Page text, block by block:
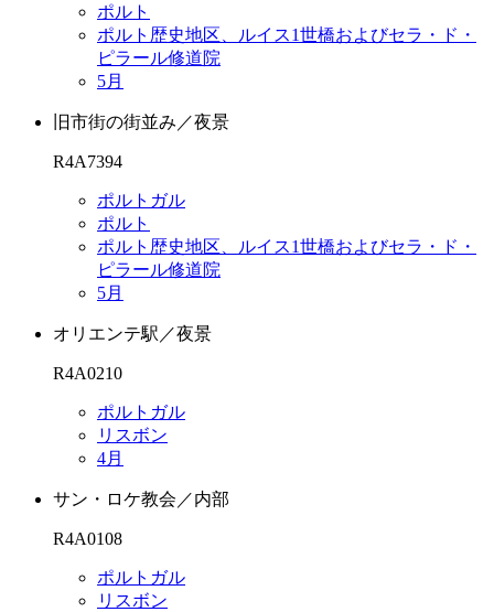
ポルト
ポルト歴史地区、ルイス1世橋およびセラ・ド・
ピラール修道院
5月
旧市街の街並み／夜景
R4A7394
ポルトガル
ポルト
ポルト歴史地区、ルイス1世橋およびセラ・ド・
ピラール修道院
5月
オリエンテ駅／夜景
R4A0210
ポルトガル
リスボン
4月
サン・ロケ教会／内部
R4A0108
ポルトガル
リスボン